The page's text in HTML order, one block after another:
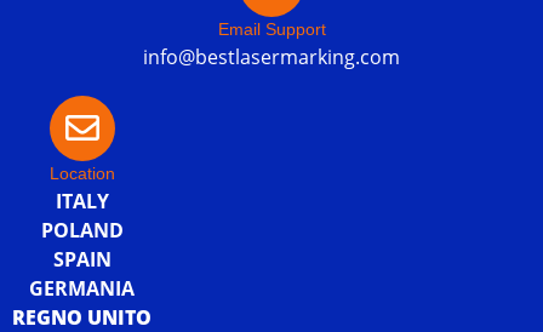
Email Support
info@bestlasermarking.com
Location
ITALY
POLAND
SPAIN
GERMANIA
REGNO UNITO